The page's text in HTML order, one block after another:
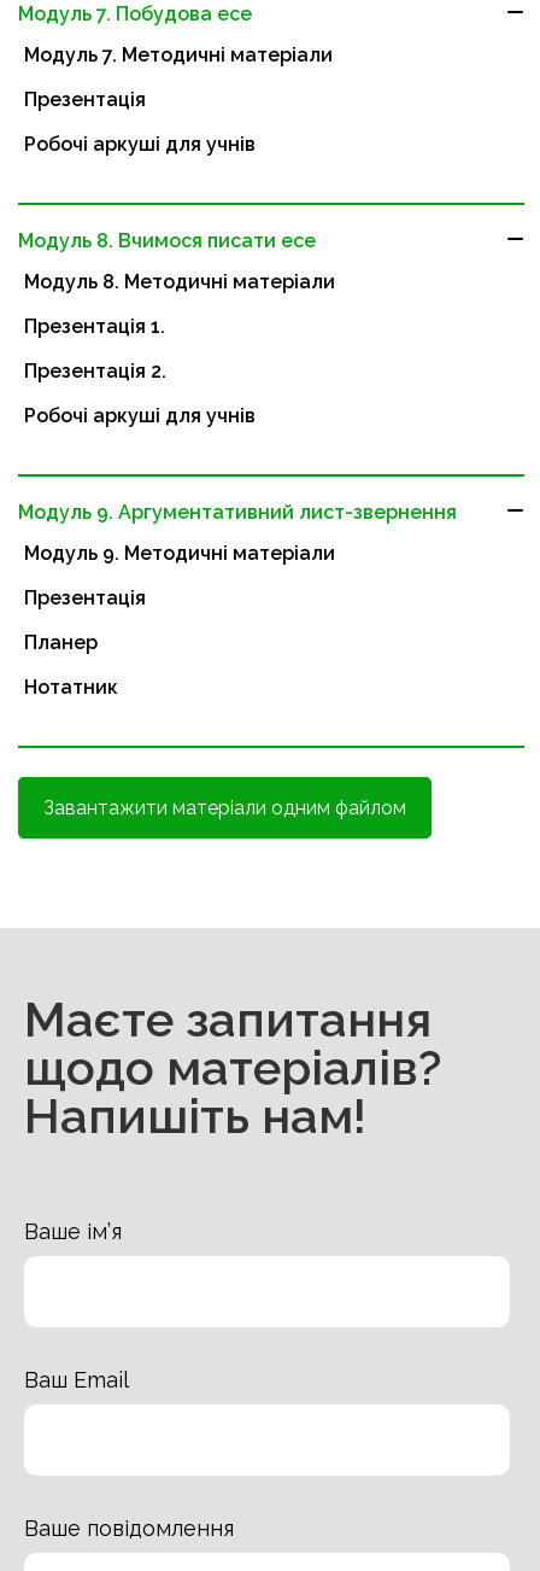
Модуль 7. Побудова есе
Модуль 7. Методичні матеріали
Презентація
Робочі аркуші для учнів
Модуль 8. Вчимося писати есе
Модуль 8. Методичні матеріали
Презентація 1.
Презентація 2.
Робочі аркуші для учнів
Модуль 9. Аргументативний лист-звернення
Модуль 9. Методичні матеріали
Презентація
Планер
Нотатник
Завантажити матеріали одним файлом
Маєте запитання
щодо матеріалів?
Напишіть нам!
Ваше ім’я
Ваш Email
Ваше повідомлення